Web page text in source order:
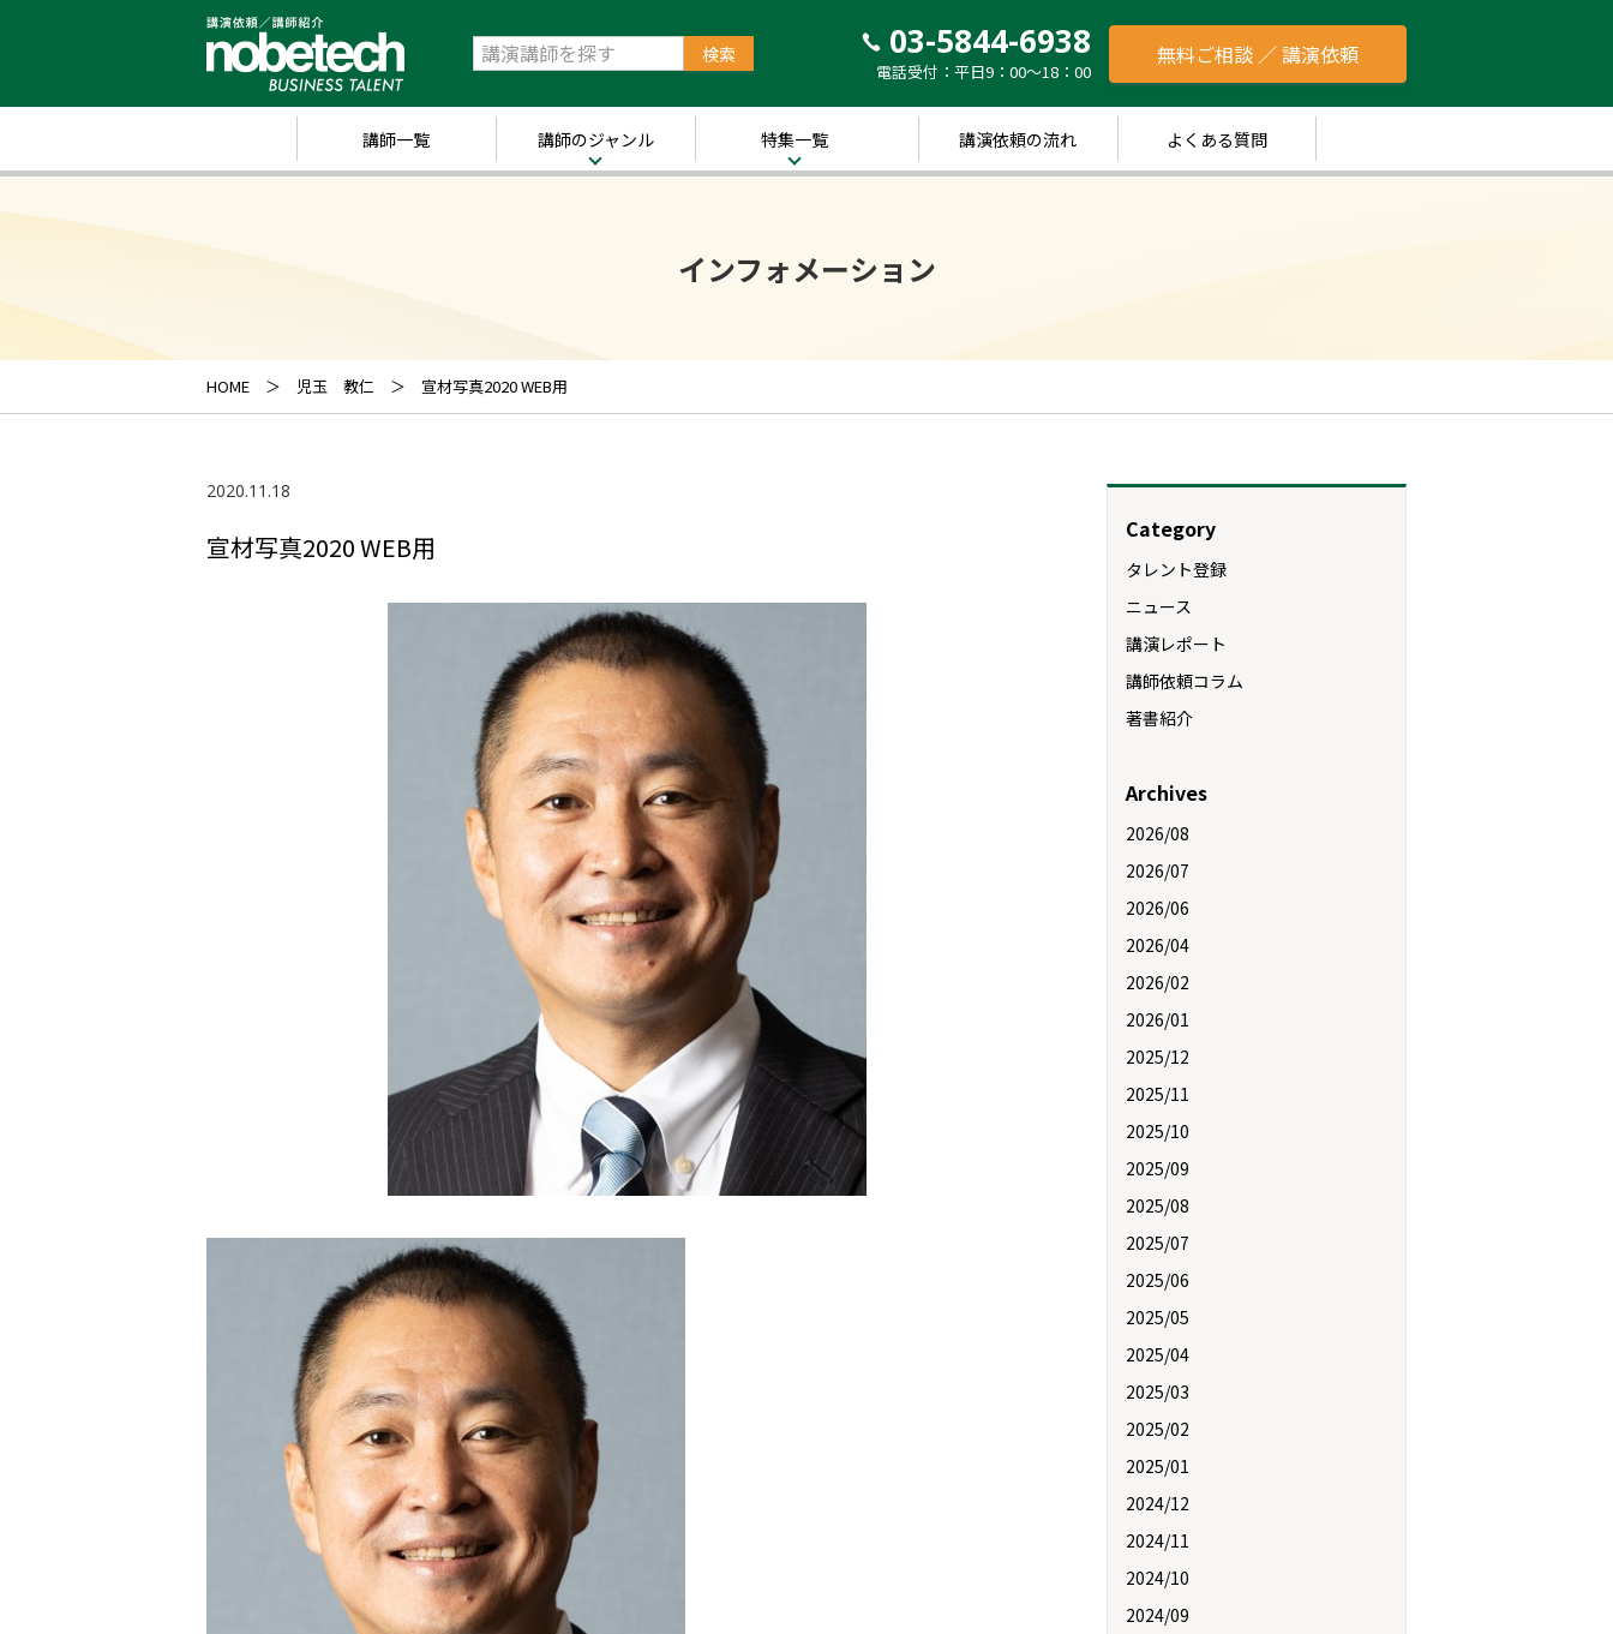
03-5844-6938
電話受付：平日9：00～18：00
無料ご相談 ／ 講演依頼
講師一覧 講師のジャンル
キャリア・教育
特集一覧
～経営の“実践者”が
語る～講演のできる
y”において「10分講
講演依頼の流れ よくある質問
インフォメーション
HOME 児玉 教仁 宣材写真2020 WEB用
2020.11.18
宣材写真2020 WEB用
Category
タレント登録
ニュース
講演レポート
講師依頼コラム
著書紹介
Archives
2026/08
2026/07
2026/06
2026/04
2026/02
2026/01
2025/12
2025/11
2025/10
2025/09
2025/08
2025/07
2025/06
2025/05
2025/04
2025/03
2025/02
2025/01
2024/12
2024/11
2024/10
2024/09